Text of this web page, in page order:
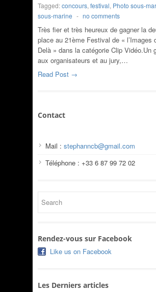
Tagged:concours, festival, Photo sous-
sous-marine - no comments
Très fier et très heureux de gagner la
place au 21ème Festival de « l’Images
Delà » dans la catégorie Clip Vidéo.Un
aux organisateurs et au jury,…
Read Post →
Contact
Mail : stephanncb@gmail.com
Téléphone : +33 6 87 99 72 02
Rendez-vous sur Facebook
Like us on Facebook
Les Derniers articles